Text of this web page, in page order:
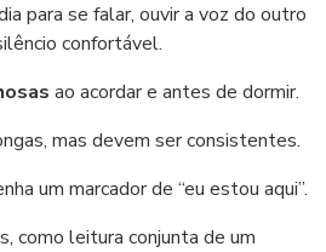
para se falar, ouvir a voz do outro
confortável.
ao acordar e antes de dormir.
mas devem ser consistentes.
um marcador de “eu estou aqui”.
como leitura conjunta de um